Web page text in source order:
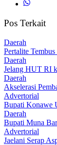
Pos Terkait
Daerah
‎Pertalite
Daerah
‎Jelang HUT RI
Daerah
Akselerasi
Advertorial
Bupati Konawe
Daerah
‎Bupati Muna
Advertorial
Jaelani Serap